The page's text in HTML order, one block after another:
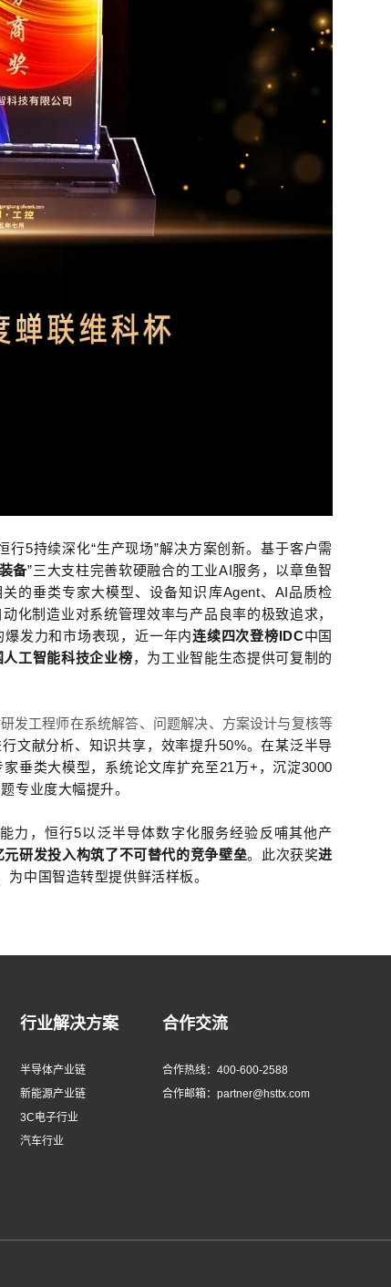
行5持续深化“生产现场”解决方案创新。基于客户需
备”三大支柱完善软硬融合的工业AI 服务， 以章鱼智
关的垂类专家大模型、设备知识库Agent、 AI 品质检
化制造业对系统管理效率与产品良率的极致追求，
爆发力和市场表现，近一年内连续四次登榜 IDC中国
工智能科技企业榜， 为工业智能生态提供可复制的
发工程师在系统解答、问题解决、方案设计与复核等
文献分析、知识共享，效率提升50%。在某泛半导
垂类大模型，系统论文库扩充至21万+ ，沉淀3000
专业度大幅提升。
力，恒行5以泛半导体数字化服务经验反哺其他产
元研发投入构筑了不可替代的竞争壁垒。此次获奖进
为中国智造转型提供鲜活样板。
行业解决方案
半导体产业链
新能源产业链
3C电子行业
汽车行业
合作交流
合作热线：400-600-2588
合作邮箱：partner@hsttx.com